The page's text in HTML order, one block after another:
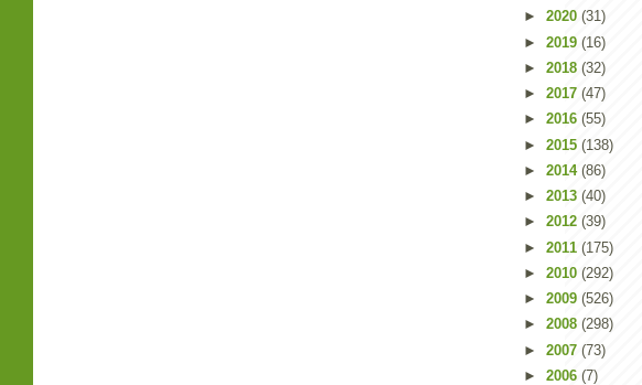
► 2020 (31)
► 2019 (16)
► 2018 (32)
► 2017 (47)
► 2016 (55)
► 2015 (138)
► 2014 (86)
► 2013 (40)
► 2012 (39)
► 2011 (175)
► 2010 (292)
► 2009 (526)
► 2008 (298)
► 2007 (73)
► 2006 (7)